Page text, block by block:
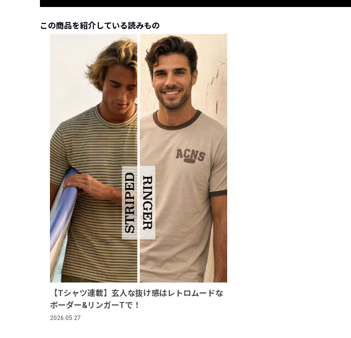
この商品を紹介している読みもの
【Tシャツ連載】玄人な抜け感はレトロムードな
ボーダー&リンガーTで！
2026.05.27